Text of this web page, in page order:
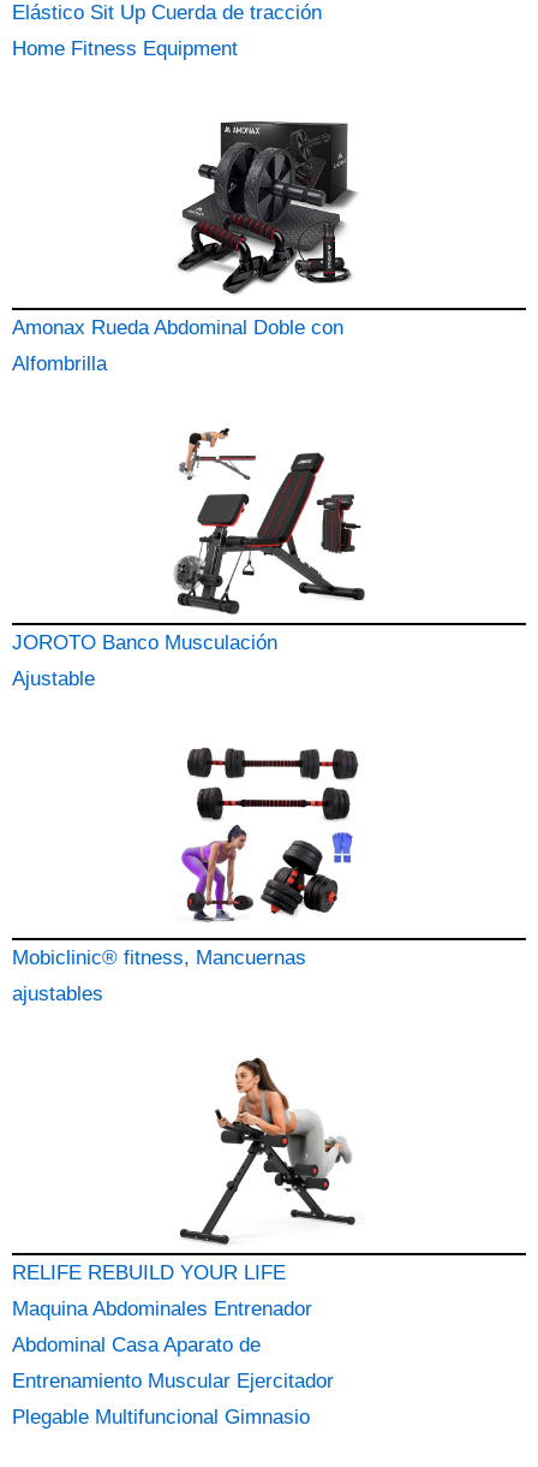
Elástico Sit Up Cuerda de tracción
Home Fitness Equipment
Amonax Rueda Abdominal Doble con
Alfombrilla
JOROTO Banco Musculación
Ajustable
Mobiclinic® fitness, Mancuernas
ajustables
RELIFE REBUILD YOUR LIFE
Maquina Abdominales Entrenador
Abdominal Casa Aparato de
Entrenamiento Muscular Ejercitador
Plegable Multifuncional Gimnasio